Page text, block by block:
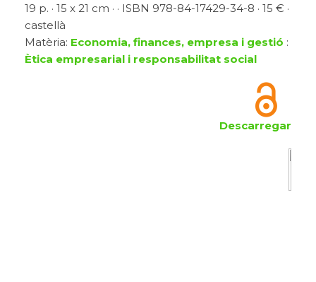
19 p. · 15 x 21 cm · · ISBN 978-84-17429-34-8 · 15 € ·
castellà
Matèria: Economia, finances, empresa i gestió :
Ètica empresarial i responsabilitat social
Descarregar